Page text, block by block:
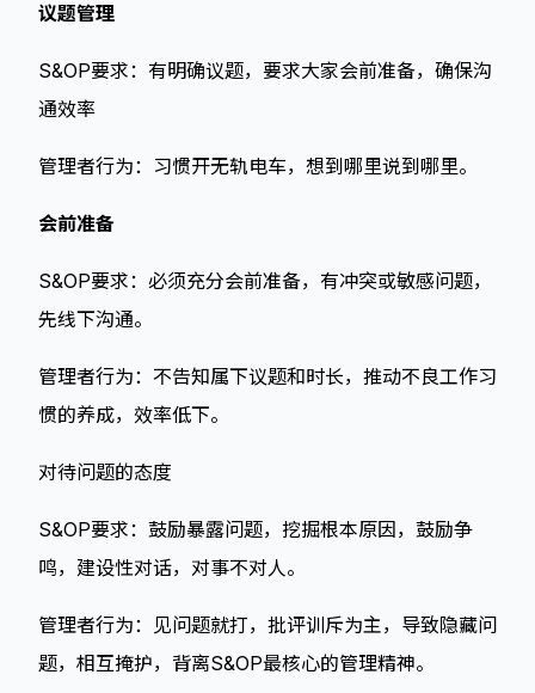
议题管理
S&OP要求：有明确议题，要求大家会前准备，确保沟
通效率
管理者行为：习惯开无轨电车，想到哪里说到哪里。
会前准备
S&OP要求：必须充分会前准备，有冲突或敏感问题，
先线下沟通。
管理者行为：不告知属下议题和时长，推动不良工作习
惯的养成，效率低下。
对待问题的态度
S&OP要求：鼓励暴露问题，挖掘根本原因，鼓励争
鸣，建设性对话，对事不对人。
管理者行为：见问题就打，批评训斥为主，导致隐藏问
题，相互掩护，背离S&OP最核心的管理精神。